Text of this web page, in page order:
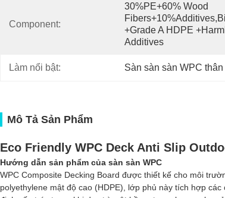
Component:
30%PE+60% Wood
+Grade A HDPE
Additives
Làm nổi bật: Sàn sàn sàn WPC
Mô Tả Sản Phẩm
Eco Friendly WPC Deck Anti Slip
Hướng dẫn sản phẩm của sàn sàn WPC
WPC Composite Decking Board được thiết kế cho môi
polyethylene mật độ cao (HDPE), lớp phủ này tích hợp